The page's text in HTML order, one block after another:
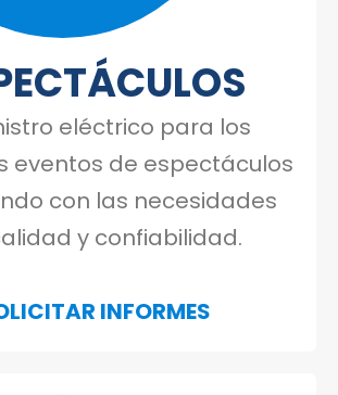
eléctrico para los
eventos de espectáculos
con las necesidades
y confiabilidad.
INFORMES